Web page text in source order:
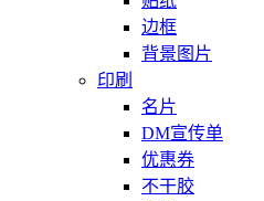
边框
背景图片
印刷
名片
DM宣传单
优惠券
不干胶